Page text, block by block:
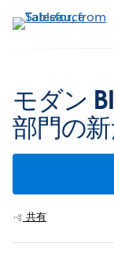
イ
ン
に
動
モダン
部門の
共有